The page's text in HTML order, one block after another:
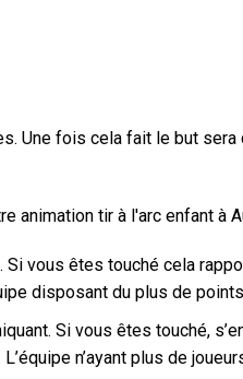
Une fois cela fait le but
animation tir à l'arc enfant à
vous êtes touché cela
disposant du plus de
Si vous êtes touché,
n’ayant plus de